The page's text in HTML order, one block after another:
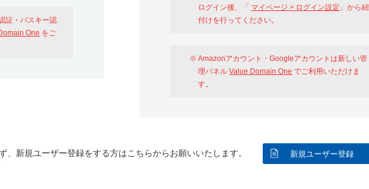
証・パスキー認
One をご
ログイン後、「 マイページ > ログイン設定 」から紐
付けを行ってください。
Amazonアカウント・Googleアカウントは新しい管
理パネルValue Domain One でご利用いただけま
す。
、新規ユーザー登録をする方はこちらからお願いいたします。 新規ユーザー登録